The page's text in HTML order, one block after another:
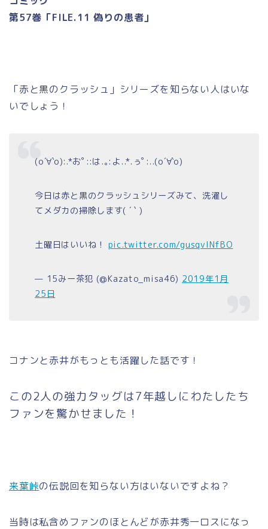
第57巻「FILE.11 偽りの患者」
「赤と黒のクラッシュ」シリーズを知らない人はいな
いでしょう！
(o´∀︎`o):.*おﾟ::は.｡:よ..*.ぅﾟ:..(o´∀︎`o)
今日は赤と黒のクラッシュシリーズみて、洗濯し
てメダカの掃除します( ´ ` )
土曜日はいいね！ pic.twitter.com/gusqvlNfBO
— 15みー茶犯 (@Kazato_misa46) 2019年1月
25日
コナンと赤井がもっとも活躍した話です！
この2人の強力タッグは7年越しにわたしたち
ファンを驚かせました！
来葉峠の伝説回を知らない方はいないですよね？
当時は私含めファンのほとんどが赤井秀一ロスになっ